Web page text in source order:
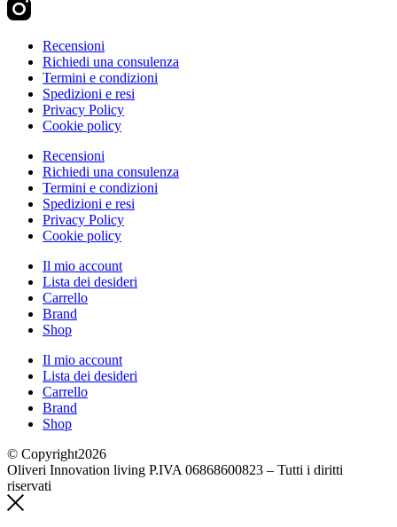
Recensioni
Richiedi una consulenza
Termini e condizioni
Spedizioni e resi
Privacy Policy
Cookie policy
Recensioni
Richiedi una consulenza
Termini e condizioni
Spedizioni e resi
Privacy Policy
Cookie policy
Il mio account
Lista dei desideri
Carrello
Brand
Shop
Il mio account
Lista dei desideri
Carrello
Brand
Shop
© Copyright2026
Oliveri Innovation living P.IVA 06868600823 – Tutti i diritti
riservati